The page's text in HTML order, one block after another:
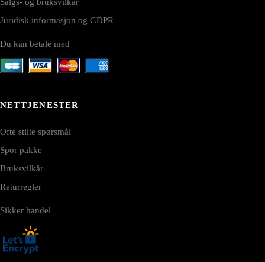
Juridisk informasjon og GDPR
Du kan betale med
NETTJENESTER
Ofte stilte spørsmål
Spor pakke
Bruksvilkår
Returregler
Sikker handel